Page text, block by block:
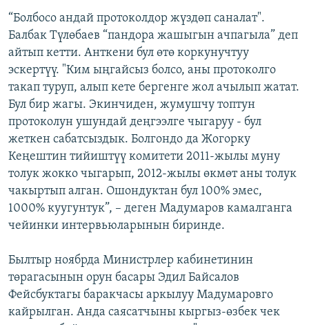
“Болбосо андай протоколдор жүздөп саналат".
Балбак Түлөбаев “пандора жашыгын ачпагыла” деп
айтып кетти. Анткени бул өтө коркунучтуу
эскертүү. "Ким ыңгайсыз болсо, аны протоколго
такап туруп, алып кете бергенге жол ачылып жатат.
Бул бир жагы. Экинчиден, жумушчу топтун
протоколун ушундай деңгээлге чыгаруу - бул
жеткен сабатсыздык. Болгондо да Жогорку
Кеңештин тийиштүү комитети 2011-жылы муну
толук жокко чыгарып, 2012-жылы өкмөт аны толук
чакыртып алган. Ошондуктан бул 100% эмес,
1000% куугунтук”, – деген Мадумаров камалганга
чейинки интервьюларынын биринде.
Былтыр ноябрда Министрлер кабинетинин
төрагасынын орун басары Эдил Байсалов
Фейсбуктагы баракчасы аркылуу Мадумаровго
кайрылган. Анда саясатчыны кыргыз-өзбек чек